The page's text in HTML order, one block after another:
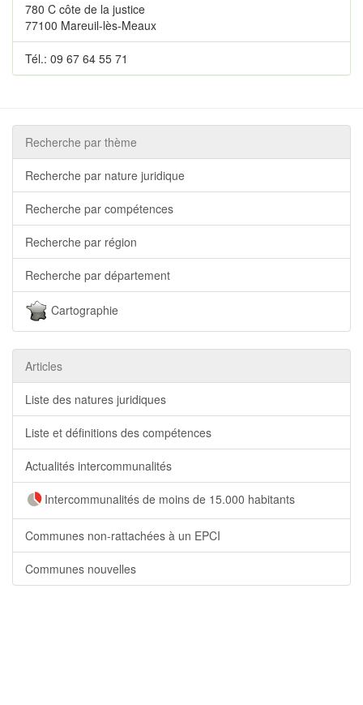
780 C côte de la justice
77100 Mareuil-lès-Meaux
Tél.: 09 67 64 55 71
Recherche par thème
Recherche par nature juridique
Recherche par compétences
Recherche par région
Recherche par département
Cartographie
Articles
Liste des natures juridiques
Liste et définitions des compétences
Actualités intercommunalités
Intercommunalités de moins de 15.000 habitants
Communes non-rattachées à un EPCI
Communes nouvelles